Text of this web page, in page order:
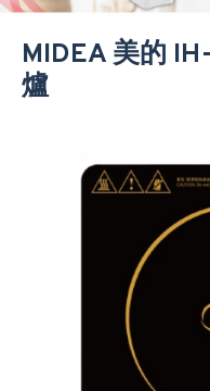
MIDEA 美的
爐